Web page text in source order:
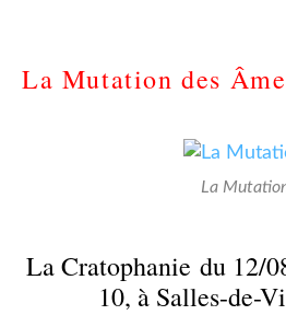
La Mutation des
La
La Cratophanie du 12/
10, à Salles-de-